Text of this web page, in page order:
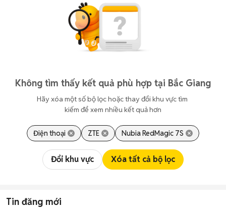
Không tìm thấy kết quả phù hợp tại Bắc Giang
Hãy xóa một số bộ lọc hoặc thay đổi khu vực tìm
kiếm để xem nhiều kết quả hơn
Điện thoại ZTE Nubia RedMagic 7S
Đổi khu vực Xóa tất cả bộ lọc
Tin đăng mới